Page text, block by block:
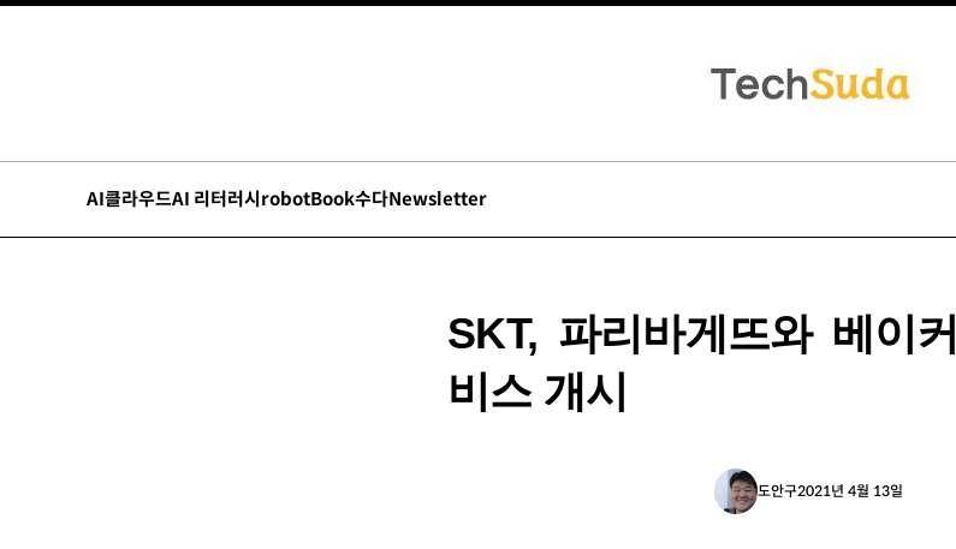
AI클라우드AI 리터러시robotBook수다Newsletter
SKT, 파리바게뜨와 베이
비스 개시
도안구2021년 4월 13일